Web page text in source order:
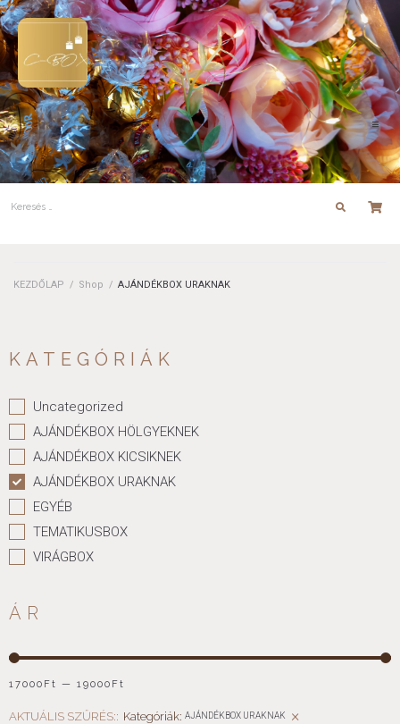
KEZDŐLAP / Shop / AJÁNDÉKBOX URAKNAK
KATEGÓRIÁK
Uncategorized
AJÁNDÉKBOX HÖLGYEKNEK
AJÁNDÉKBOX KICSIKNEK
AJÁNDÉKBOX URAKNAK
EGYÉB
TEMATIKUSBOX
VIRÁGBOX
ÁR
17000 Ft — 19000 Ft
AKTUÁLIS SZŰRÉS:: Kategóriák: AJÁNDÉKBOX URAKNAK ×